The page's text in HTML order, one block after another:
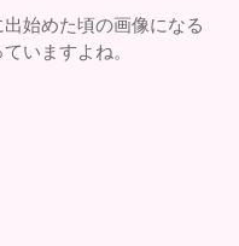
始めた頃の画像になる
いますよね。